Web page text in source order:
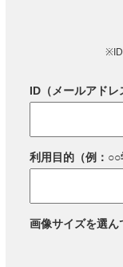
※ID
ID（メールアドレ
利用目的（例：
画像サイズを選ん